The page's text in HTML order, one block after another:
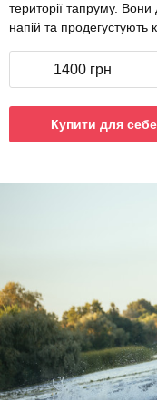
території тапруму. Вони
напій та продегустують
1400 грн
Купити для себе